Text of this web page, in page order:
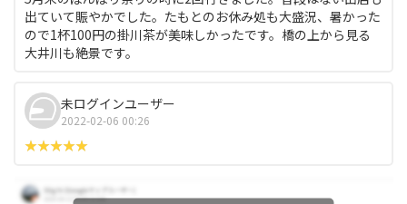
出ていて賑やかでした。たもとのお休み処も大盛況、暑かった
ので1杯100円の掛川茶が美味しかったです。橋の上から見る
大井川も絶景です。
未ログインユーザー
2022-02-06 00:26